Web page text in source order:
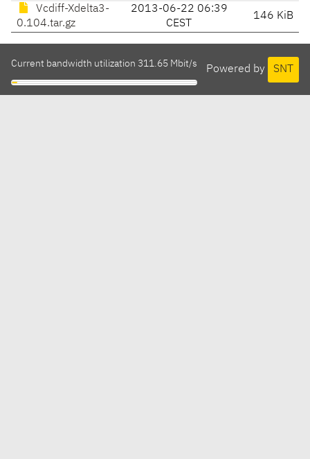
Vcdiff-Xdelta3-
0.104.tar.gz
2013-06-22 06:39
CEST
146 KiB
Powered by SNT
Current bandwidth utilization 311.65 Mbit/s